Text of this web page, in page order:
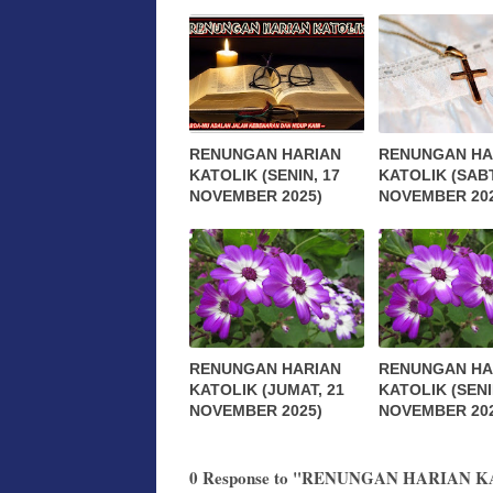
RENUNGAN HARIAN
KATOLIK (SENIN, 17
NOVEMBER 2025)
RENUNGAN
KATOLIK
NOVEMBER
RENUNGAN HARIAN
KATOLIK (JUMAT, 21
NOVEMBER 2025)
RENUNGAN
KATOLIK
NOVEMBER
0 Response to "RENUNGAN HARIAN